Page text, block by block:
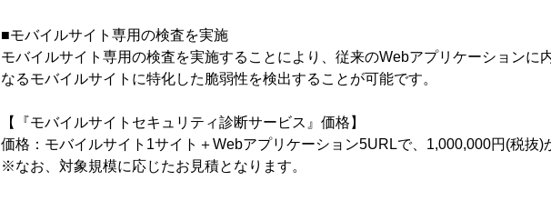
■モバイルサイト専用の検査を実施
モバイルサイト専用の検査を実施することにより、従来のWebアプリケーションに
なるモバイルサイトに特化した脆弱性を検出することが可能です。
【『モバイルサイトセキュリティ診断サービス』価格】
価格：モバイルサイト1サイト＋Webアプリケーション5URLで、1,000,000円(税抜)
※なお、対象規模に応じたお見積となります。